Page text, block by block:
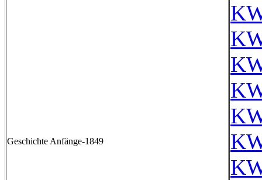
Geschichte Anfänge-1849